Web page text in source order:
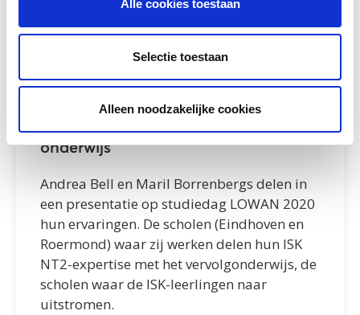
Alle cookies toestaan
Selectie toestaan
Alleen noodzakelijke cookies
Studiedag
NT2 expertise delen met regulier
onderwijs
Andrea Bell en Maril Borrenbergs delen in
een presentatie op studiedag LOWAN 2020
hun ervaringen. De scholen (Eindhoven en
Roermond) waar zij werken delen hun ISK
NT2-expertise met het vervolgonderwijs, de
scholen waar de ISK-leerlingen naar
uitstromen.